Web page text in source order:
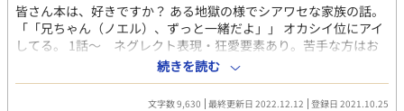
皆さん本は、好きですか？ ある地獄の様でシアワセな家族の話。
「「兄ちゃん（ノエル）、ずっと一緒だよ」」 オカシイ位にアイ
してる。 1話～ ネグレクト表現・狂愛要素あり。苦手な方はお
戻りください 兄×弟 ？×弟 弟右固定。 作者がリバが苦手な
ので基本無いと思ってください「今時点では無い」 感想をお待ち
しています。 誤字報告なども受け付けております。
続きを読む
文字数 9,630 最終更新日 2022.12.12 登録日 2021.10.25